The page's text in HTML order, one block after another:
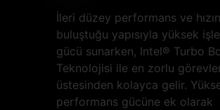
İleri düzey performans ve hızın
buluştuğu yapısıyla yüksek
gücü sunarken, Intel® Turbo
Teknolojisi ile en zorlu
üstesinden kolayca gelir.
performans gücüne ek olarak